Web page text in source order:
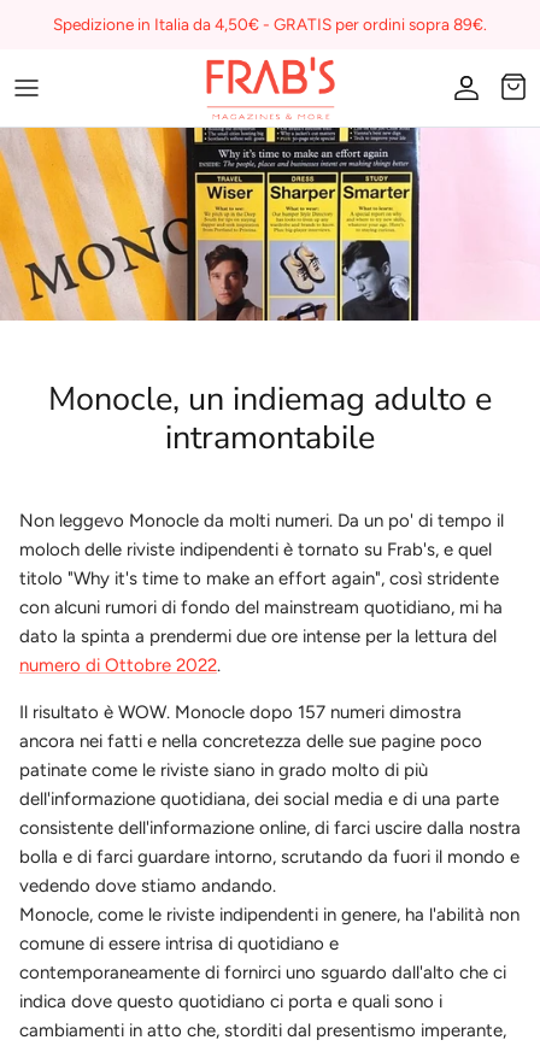
Spedizione in Italia da 4,50€ - GRATIS per ordini sopra 89€.
Magazines
Buono regalo
I miei preferiti su Frab's
Monocle, un indiemag adulto e
intramontabile
Non leggevo Monocle da molti numeri. Da un po' di tempo il
moloch delle riviste indipendenti è tornato su Frab's, e quel
titolo "Why it's time to make an effort again", così stridente
con alcuni rumori di fondo del mainstream quotidiano, mi ha
dato la spinta a prendermi due ore intense per la lettura del
numero di Ottobre 2022.
Il risultato è WOW. Monocle dopo 157 numeri dimostra
ancora nei fatti e nella concretezza delle sue pagine poco
patinate come le riviste siano in grado molto di più
dell'informazione quotidiana, dei social media e di una parte
consistente dell'informazione online, di farci uscire dalla nostra
bolla e di farci guardare intorno, scrutando da fuori il mondo e
vedendo dove stiamo andando.
Monocle, come le riviste indipendenti in genere, ha l'abilità non
comune di essere intrisa di quotidiano e
contemporaneamente di fornirci uno sguardo dall'alto che ci
indica dove questo quotidiano ci porta e quali sono i
cambiamenti in atto che, storditi dal presentismo imperante,